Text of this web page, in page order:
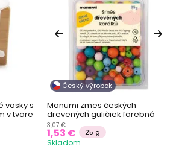
vosky s
v tvare
Český výrobok
Manumi zmes českých
drevených guličiek farebná
3,07 €
1,53 € 25 g
Skladom